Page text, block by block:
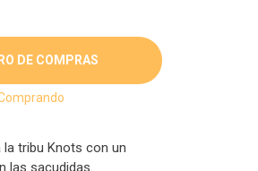
tribu Knots con un
las sacudidas.